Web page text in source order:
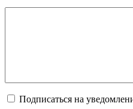
Подписаться на